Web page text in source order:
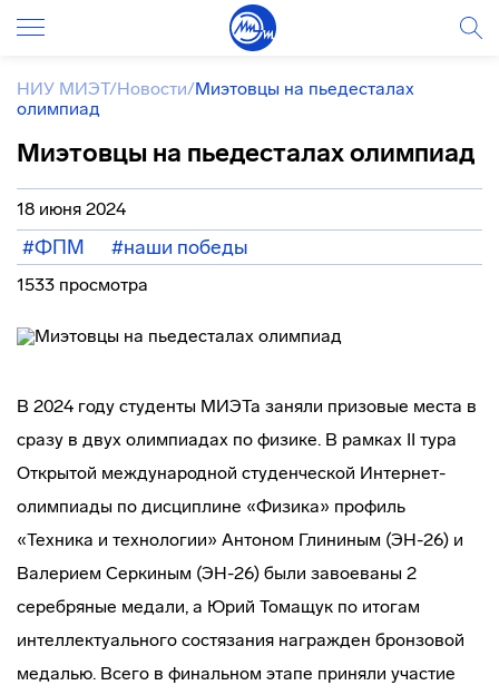
НИУ МИЭТ/Новости/Миэтовцы на пьедесталах
олимпиад
Миэтовцы на пьедесталах олимпиад
18 июня 2024
#ФПМ #наши победы
1533 просмотра
В 2024 году студенты МИЭТа заняли призовые места в
сразу в двух олимпиадах по физике. В рамках II тура
Открытой международной студенческой Интернет-
олимпиады по дисциплине «Физика» профиль
«Техника и технологии» Антоном Глининым (ЭН-26) и
Валерием Серкиным (ЭН-26) были завоеваны 2
серебряные медали, а Юрий Томащук по итогам
интеллектуального состязания награжден бронзовой
медалью. Всего в финальном этапе приняли участие